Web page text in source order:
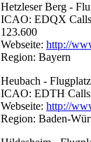
Hetzleser Berg -
ICAO: EDQX
123.600
Webseite: http://
Region: Bayern
Heubach - Flugplatz
ICAO: EDTH
Webseite: http://
Region: Baden-